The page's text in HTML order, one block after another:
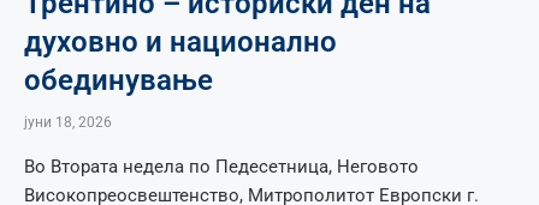
духовно и национално
обединување
јуни 18, 2026
Во Втората недела по Педесетница, Неговото
Високопреосвештенство, Митрополитот Европски г.